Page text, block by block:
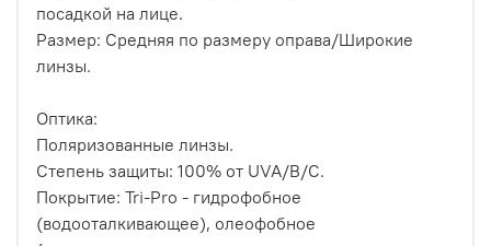
посадкой на лице.
Размер: Средняя по размеру оправа/Широкие
линзы.
Оптика:
Поляризованные линзы.
Степень защиты: 100% от UVA/B/C.
Покрытие: Tri-Pro - гидрофобное
(водооталкивающее), олеофобное